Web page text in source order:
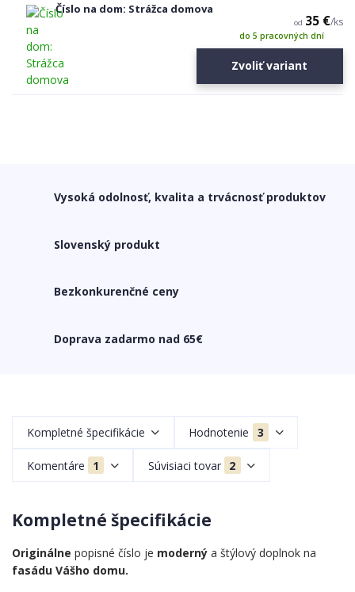
Číslo na dom: Strážca domova
od 35 €/ks
do 5 pracovných dní
Zvoliť variant
Vysoká odolnosť, kvalita a trvácnosť produktov
Slovenský produkt
Bezkonkurenčné ceny
Doprava zadarmo nad 65€
Kompletné špecifikácie Hodnotenie 3
Komentáre 1 Súvisiaci tovar 2
Kompletné špecifikácie
Originálne popisné číslo je moderný a štýlový doplnok na
fasádu Vášho domu.